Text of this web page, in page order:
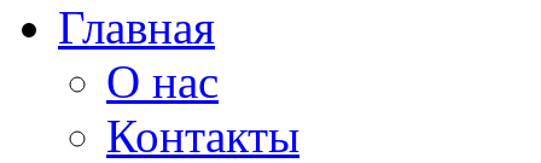
Главная
О нас
Контакты